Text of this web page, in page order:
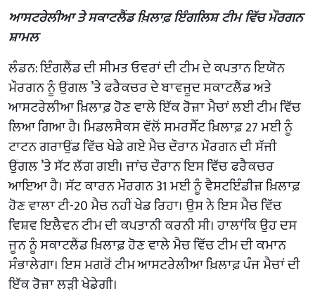
ਆਸਟਰੇਲੀਆ ਤੇ ਸਕਾਟਲੈਂਡ ਖ਼ਿਲਾਫ਼ ਇੰਗਲਿਸ਼ ਟੀਮ ਵਿੱਚ ਮੌਰਗਨ
ਸ਼ਾਮਲ
ਲੰਡਨ: ਇੰਗਲੈਂਡ ਦੀ ਸੀਮਤ ਓਵਰਾਂ ਦੀ ਟੀਮ ਦੇ ਕਪਤਾਨ ਇਯੋਨ
ਮੌਰਗਨ ਨੂੰ ਉਂਗਲ ’ਤੇ ਫਰੈਕਚਰ ਦੇ ਬਾਵਜੂਦ ਸਕਾਟਲੈਂਡ ਅਤੇ
ਆਸਟਰੇਲੀਆ ਖ਼ਿਲਾਫ਼ ਹੋਣ ਵਾਲੇ ਇੱਕ ਰੋਜ਼ਾ ਮੈਚਾਂ ਲਈ ਟੀਮ ਵਿੱਚ
ਲਿਆ ਗਿਆ ਹੈ। ਮਿਡਲਸੈਕਸ ਵੱਲੋਂ ਸਮਰਸੈੱਟ ਖ਼ਿਲਾਫ਼ 27 ਮਈ ਨੂੰ
ਟਾਟਨ ਗਰਾਉਂਡ ਵਿੱਚ ਖੇਡੇ ਗਏ ਮੈਚ ਦੌਰਾਨ ਮੌਰਗਨ ਦੀ ਸੱਜੀ
ਉਂਗਲ ’ਤੇ ਸੱਟ ਲੱਗ ਗਈ। ਜਾਂਚ ਦੌਰਾਨ ਇਸ ਵਿੱਚ ਫਰੈਕਚਰ
ਆਇਆ ਹੈ। ਸੱਟ ਕਾਰਨ ਮੌਰਗਨ 31 ਮਈ ਨੂੰ ਵੈਸਟਇੰਡੀਜ਼ ਖ਼ਿਲਾਫ਼
ਹੋਣ ਵਾਲਾ ਟੀ-20 ਮੈਚ ਨਹੀਂ ਖੇਡ ਰਿਹਾ। ਉਸ ਨੇ ਇਸ ਮੈਚ ਵਿੱਚ
ਵਿਸ਼ਵ ਇਲੈਵਨ ਟੀਮ ਦੀ ਕਪਤਾਨੀ ਕਰਨੀ ਸੀ। ਹਾਲਾਂਕਿ ਉਹ ਦਸ
ਜੂਨ ਨੂੰ ਸਕਾਟਲੈਂਡ ਖ਼ਿਲਾਫ਼ ਹੋਣ ਵਾਲੇ ਮੈਚ ਵਿੱਚ ਟੀਮ ਦੀ ਕਮਾਨ
ਸੰਭਾਲੇਗਾ। ਇਸ ਮਗਰੋਂ ਟੀਮ ਆਸਟਰੇਲੀਆ ਖ਼ਿਲਾਫ਼ ਪੰਜ ਮੈਚਾਂ ਦੀ
ਇੱਕ ਰੋਜ਼ਾ ਲੜੀ ਖੇਡੇਗੀ।